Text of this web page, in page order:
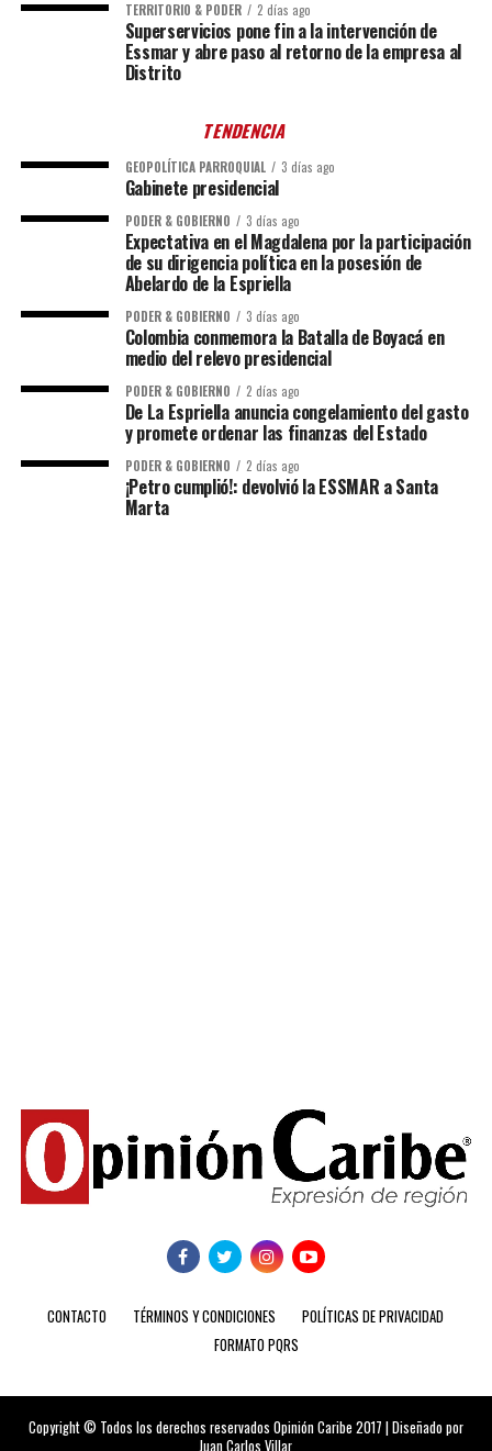
TERRITORIO & PODER 2 días ago
Superservicios pone fin a la intervención de
Essmar y abre paso al retorno de la empresa al
Distrito
TENDENCIA
GEOPOLÍTICA PARROQUIAL 3 días ago
Gabinete presidencial
PODER & GOBIERNO 3 días ago
Expectativa en el Magdalena por la participación
de su dirigencia política en la posesión de
Abelardo de la Espriella
PODER & GOBIERNO 3 días ago
Colombia conmemora la Batalla de Boyacá en
medio del relevo presidencial
PODER & GOBIERNO 2 días ago
De La Espriella anuncia congelamiento del gasto
y promete ordenar las finanzas del Estado
PODER & GOBIERNO 2 días ago
¡Petro cumplió!: devolvió la ESSMAR a Santa
Marta
CONTACTO TÉRMINOS Y CONDICIONES
POLÍTICAS DE PRIVACIDAD
FORMATO PQRS
Copyright © Todos los derechos reservados Opinión Caribe 2017 | Diseñado por
Juan Carlos Villar